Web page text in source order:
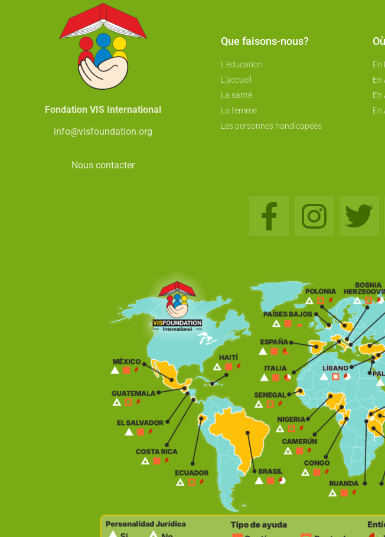
Fondation VIS International
info@visfoundation.org
Nous contacter
Que faisons-nous?
L'éducation
L'accueil
La santé
La femme
Les personnes handicapées
En
En
En
En